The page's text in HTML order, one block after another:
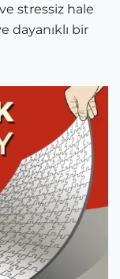
stressiz hale
dayanıklı bir